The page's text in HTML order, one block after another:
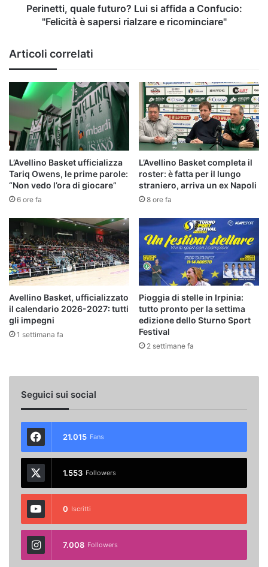
ricominciare"
Perinetti, quale futuro? Lui si affida a Confucio:
"Felicità è sapersi rialzare e ricominciare"
Articoli correlati
L’Avellino Basket ufficializza
Tariq Owens, le prime parole:
“Non vedo l’ora di giocare”
6 ore fa
L’Avellino Basket completa il
roster: è fatta per il lungo
straniero, arriva un ex Napoli
8 ore fa
Avellino Basket, ufficializzato
il calendario 2026-2027: tutti
gli impegni
1 settimana fa
Pioggia di stelle in Irpinia:
tutto pronto per la settima
edizione dello Sturno Sport
Festival
2 settimane fa
Seguici sui social
21.015 Fans
1.553 Followers
0 Iscritti
7.008 Followers